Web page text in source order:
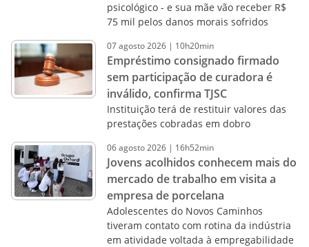
psicológico - e sua mãe vão receber R$
75 mil pelos danos morais sofridos
07agosto2026 | 10h20min
Empréstimo consignado firmado
sem participação de curadora é
inválido, confirma TJSC
Instituição terá de restituir valores das
prestações cobradas em dobro
06agosto2026 | 16h52min
Jovens acolhidos conhecem mais do
mercado de trabalho em visita a
empresa de porcelana
Adolescentes do Novos Caminhos
tiveram contato com rotina da indústria
em atividade voltada à empregabilidade